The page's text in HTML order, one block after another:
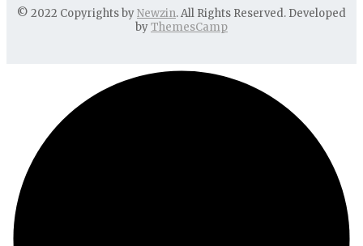
© 2022 Copyrights byNewzin. All Rights Reserved. Developed
byThemesCamp